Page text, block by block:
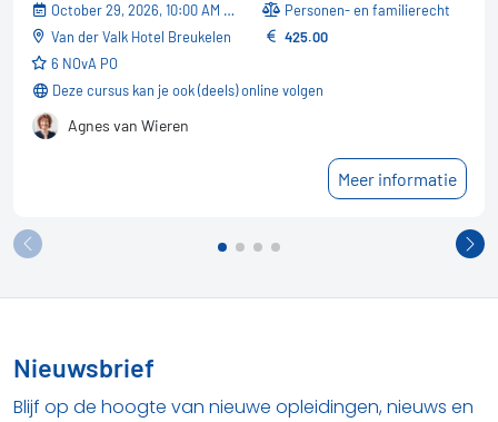
October 29, 2026, 10:00 AM - 05:30 PM
Van der Valk Hotel Breukelen
6 NOvA PO
Personen- en familierecht
425.00
Deze cursus kan je ook (deels) online volgen
Agnes van Wieren
Meer informatie
Nieuwsbrief
Blijf op de hoogte van nieuwe opleidingen, nieuws en